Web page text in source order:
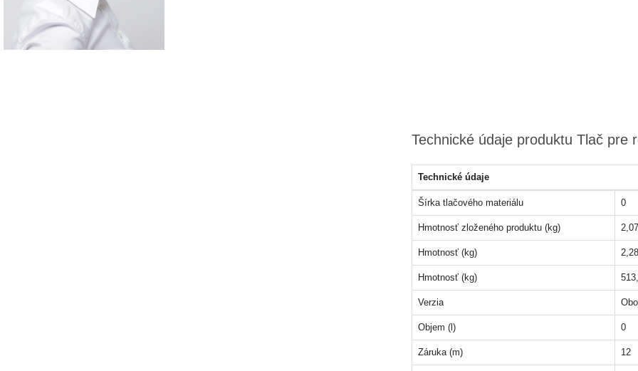
Technické údaje produktu Tlač pre
Technické údaje
Šírka tlačového materiálu 0
Hmotnosť zloženého produktu (kg)
Hmotnosť (kg)
Hmotnosť (kg)
Verzia
Objem (l) 0
Záruka (m) 12